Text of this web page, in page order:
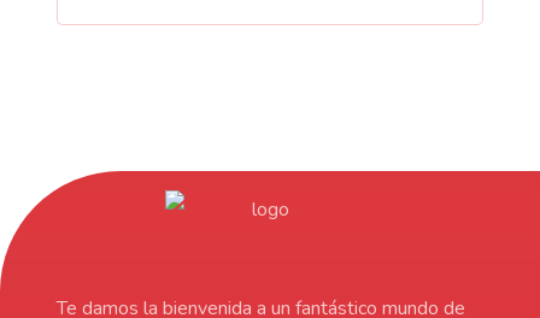
Te damos la bienvenida a un fantástico mundo de